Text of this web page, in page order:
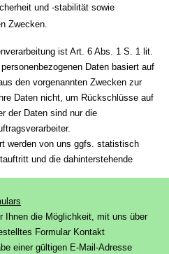
und -stabilität sowie
Zwecken.
ist Art. 6 Abs. 1 S. 1 lit.
Daten basiert auf
den vorgenannten Zwecken zur
Daten nicht, um Rückschlüsse auf
der Daten sind nur die
werden von uns ggfs. statistisch
und die dahinterstehende
Ihnen die Möglichkeit, mit uns über
Formular Kontakt
einer gültigen E-Mail-Adresse